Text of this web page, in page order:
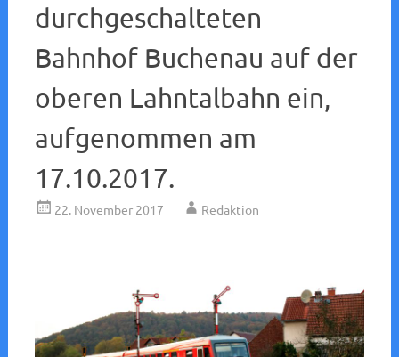
durchgeschalteten
Bahnhof Buchenau auf der
oberen Lahntalbahn ein,
aufgenommen am
17.10.2017.
22. November 2017 Redaktion